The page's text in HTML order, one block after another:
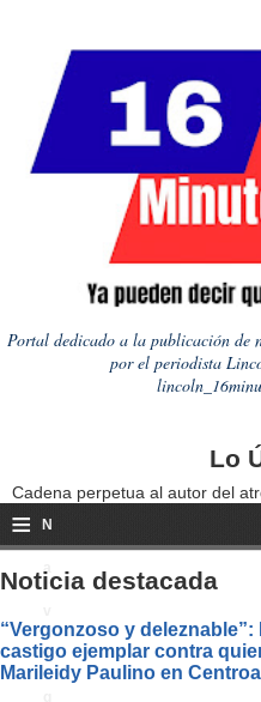
Portal dedicado a la publicación de
por el periodista
Lo
Cadena perpetua al autor del
≡ N
a
i
Noticia destacada
“Vergonzoso y
castigo ejemplar contra
Marileidy Paulino en